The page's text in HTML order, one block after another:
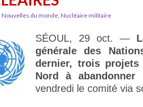
Nouvelles du monde, Nucléaire militaire
SÉOUL, 29 oct. —
générale des
dernier, trois
Nord à abandonner
vendredi le comité via